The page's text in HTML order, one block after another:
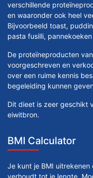
verschillende
en waaronder ook heel
Bijvoorbeeld toast,
pasta fusilli,
De proteïneproducten
voorgeschreven en
over een ruime kennis
begeleiding kunnen
Dit dieet is zeer geschikt
eiwitbron.
BMI Calculator
Je kunt je BMI